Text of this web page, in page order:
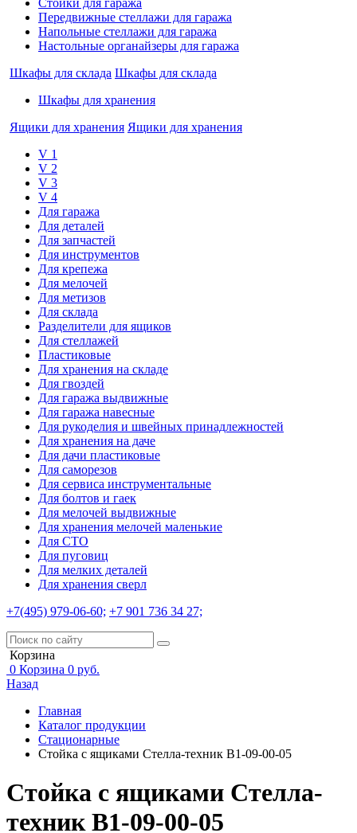
Стойки для гаража
Передвижные стеллажи для гаража
Напольные стеллажи для гаража
Настольные органайзеры для гаража
Шкафы для склада Шкафы для склада
Шкафы для хранения
Ящики для хранения Ящики для хранения
V 1
V 2
V 3
V 4
Для гаража
Для деталей
Для запчастей
Для инструментов
Для крепежа
Для мелочей
Для метизов
Для склада
Разделители для ящиков
Для стеллажей
Пластиковые
Для хранения на складе
Для гвоздей
Для гаража выдвижные
Для гаража навесные
Для рукоделия и швейных принадлежностей
Для хранения на даче
Для дачи пластиковые
Для саморезов
Для сервиса инструментальные
Для болтов и гаек
Для мелочей выдвижные
Для хранения мелочей маленькие
Для СТО
Для пуговиц
Для мелких деталей
Для хранения сверл
+7(495) 979-06-60; +7 901 736 34 27;
Корзина
0 Корзина 0 руб.
Назад
Главная
Каталог продукции
Стационарные
Стойка с ящиками Стелла-техник В1-09-00-05
Стойка с ящиками Стелла-
техник В1-09-00-05